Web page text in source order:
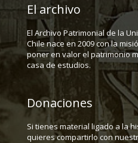
El archivo
El Archivo Patrimonial de la
Chile nace en 2009 con la
poner en valor el patrimonio
casa de estudios.
Donaciones
Si tienes material ligado a la
quieres compartirlo con